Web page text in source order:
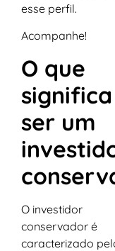
esse perfil.
Acompanhe!
O que
significa
ser um
O investidor
conservador é
caracterizado